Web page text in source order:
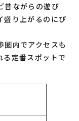
昔ながらの遊び
盛り上がるのにぴ
圏内でアクセスも
る定番スポットで